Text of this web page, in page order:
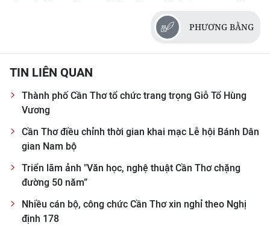
Infographic
TIN MỚI
TIN ĐỊA PHƯƠNG
Trung du và miền núi phía Bắc
Bắc Trung Bộ
PHƯƠNG BẰNG
TIN LIÊN QUAN
Thành phố Cần Thơ tổ chức trang trọng Giỗ Tổ Hùng
Vương
Cần Thơ điều chỉnh thời gian khai mạc Lễ hội Bánh Dân
gian Nam bộ
Triển lãm ảnh "Văn học, nghệ thuật Cần Thơ chặng
đường 50 năm”
Nhiều cán bộ, công chức Cần Thơ xin nghỉ theo Nghị
định 178